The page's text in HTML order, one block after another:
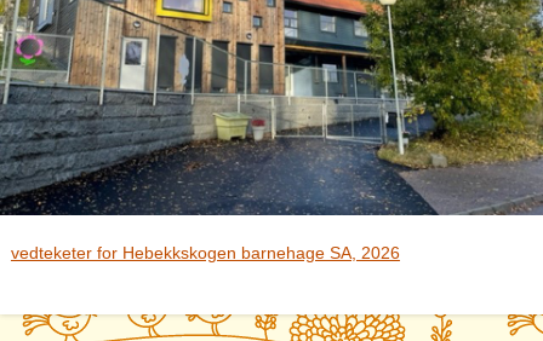
vedteketer for Hebekkskogen barnehage SA, 2026